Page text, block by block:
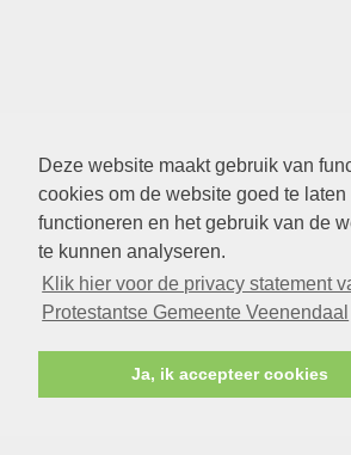
Deze website maakt gebruik van
cookies om de website goed te laten
functioneren en het gebruik van de
te kunnen analyseren.
Klik hier voor de privacy statement
Protestantse Gemeente Veenendaal
Ja, ik accepteer cookies